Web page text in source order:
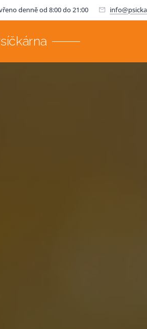
denně od 8:00 do 21:00